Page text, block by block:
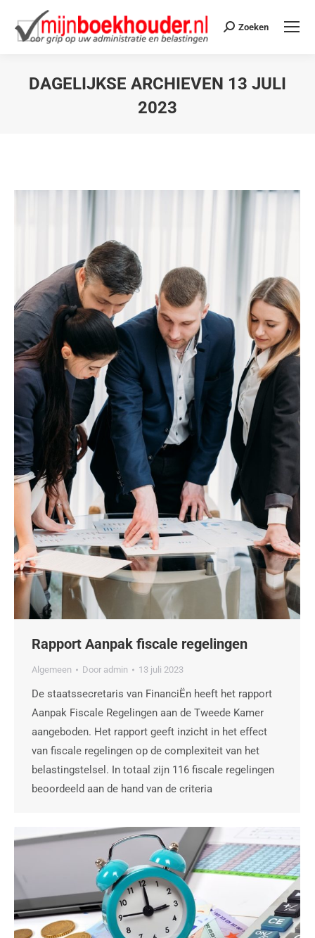
Zoeken
DAGELIJKSE ARCHIEVEN 13 JULI
2023
Rapport Aanpak fiscale regelingen
Algemeen Door admin 13 juli 2023
De staatssecretaris van FinanciËn heeft het rapport
Aanpak Fiscale Regelingen aan de Tweede Kamer
aangeboden. Het rapport geeft inzicht in het effect
van fiscale regelingen op de complexiteit van het
belastingstelsel. In totaal zijn 116 fiscale regelingen
beoordeeld aan de hand van de criteria